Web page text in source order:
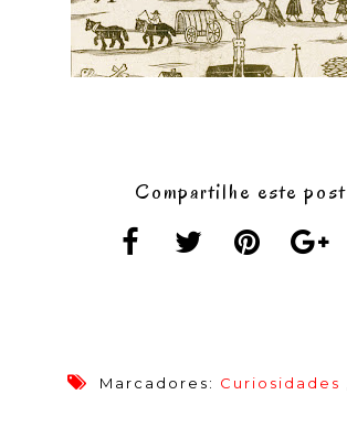
Compartilhe este post
Marcadores: Curiosidades